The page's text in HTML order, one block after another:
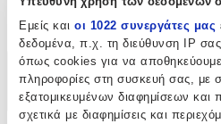
Εμείς και οι 1022 συνεργάτες μας
δεδομένα, π.χ. τη διεύθυνση IP
όπως cookies για να
πληροφορίες στη συσκευή σας, με
εξατομικευμένων διαφημίσεων και
σχετικά με διαφημίσεις και
Δημοτικού
Χαρακτηριστικά
+